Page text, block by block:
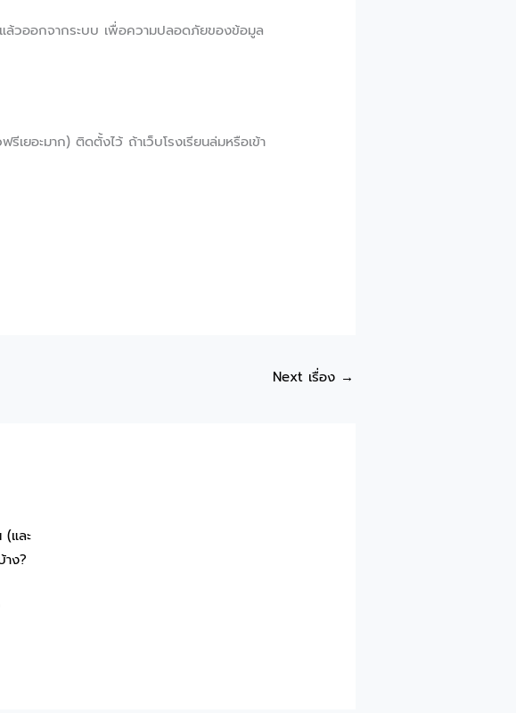
ล้วออกจากระบบ เพื่อความปลอดภัยของข้อมูล
รีเยอะมาก) ติดตั้งไว้ ถ้าเว็บโรงเรียนล่มหรือเข้า
Next เรื่อง →